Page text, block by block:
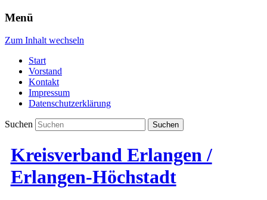
Menü
Zum Inhalt wechseln
Start
Vorstand
Kontakt
Impressum
Datenschutzerklärung
Suchen
Kreisverband Erlangen /
Erlangen-Höchstadt